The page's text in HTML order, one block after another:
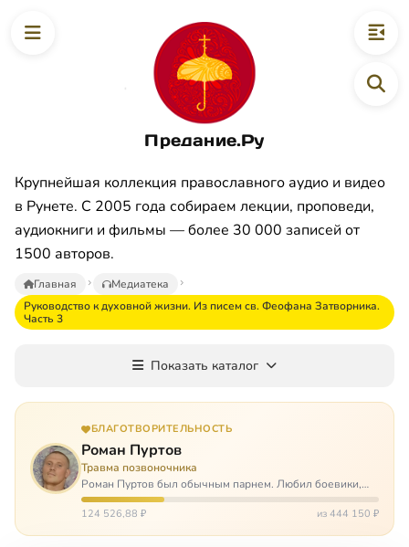
Предание.Ру
Крупнейшая коллекция православного аудио и видео
в Рунете. С 2005 года собираем лекции, проповеди,
аудиокниги и фильмы — более 30 000 записей от
1500 авторов.
Главная
Медиатека
Руководство к духовной жизни. Из писем св. Феофана Затворника.
Часть 3
Показать каталог
БЛАГОТВОРИТЕЛЬНОСТЬ
Роман Пуртов
Травма позвоночника
Роман Пуртов был обычным парнем. Любил боевики,
хорошие автомобили, был не дурак поиграть в комп,
любил жену и обожал дочь. А потом, будучи
124 526,88 ₽ из 444 150 ₽